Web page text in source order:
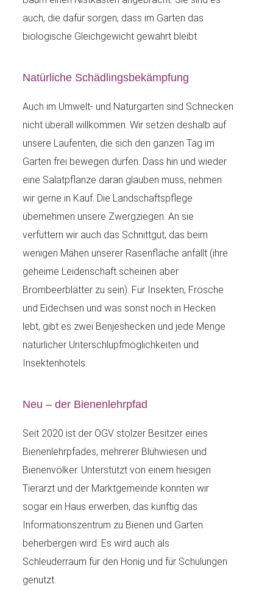
auch, die dafür sorgen, dass im Garten das
biologische Gleichgewicht gewahrt bleibt.
Natürliche Schädlingsbekämpfung
Auch im Umwelt- und Naturgarten sind Schnecken
nicht überall willkommen. Wir setzen deshalb auf
unsere Laufenten, die sich den ganzen Tag im
Garten frei bewegen dürfen. Dass hin und wieder
eine Salatpflanze daran glauben muss, nehmen
wir gerne in Kauf. Die Landschaftspflege
übernehmen unsere Zwergziegen. An sie
verfüttern wir auch das Schnittgut, das beim
wenigen Mähen unserer Rasenfläche anfällt (ihre
geheime Leidenschaft scheinen aber
Brombeerblätter zu sein). Für Insekten, Frösche
und Eidechsen und was sonst noch in Hecken
lebt, gibt es zwei Benjeshecken und jede Menge
natürlicher Unterschlupfmöglichkeiten und
Insektenhotels.
Neu – der Bienenlehrpfad
Seit 2020 ist der OGV stolzer Besitzer eines
Bienenlehrpfades, mehrerer Blühwiesen und
Bienenvölker. Unterstützt von einem hiesigen
Tierarzt und der Marktgemeinde konnten wir
sogar ein Haus erwerben, das künftig das
Informationszentrum zu Bienen und Garten
beherbergen wird. Es wird auch als
Schleuderraum für den Honig und für Schulungen
genutzt.